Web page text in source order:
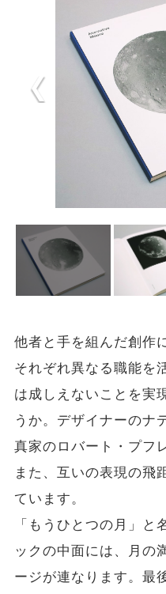
他者と手を組んだ創作
それぞれ異なる職能を
は成しえないことを実
うか。デザイナーのナ
真家のロバート・プフ
また、互いの表現の飛
ています。
「もうひとつの月」
ックの中面には、月の
ージが連なります。最